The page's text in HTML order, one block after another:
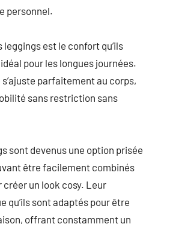
personnel.
est le confort qu’ils
pour les longues journées.
parfaitement au corps,
sans restriction sans
sont devenus une option prisée
être facilement combinés
créer un look cosy. Leur
qu’ils sont adaptés pour être
offrant constamment un